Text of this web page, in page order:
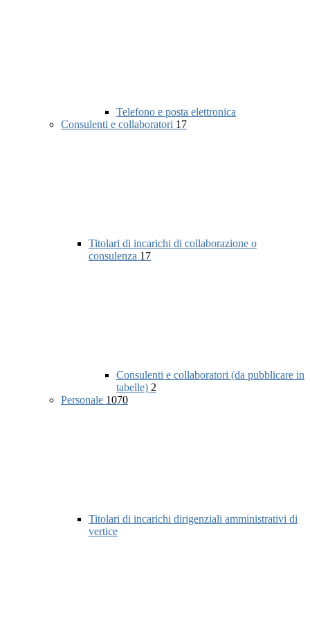
Telefono e posta elettronica
Consulenti e collaboratori 17
Titolari di incarichi di collaborazione o
consulenza 17
Consulenti e collaboratori (da pubblicare in
tabelle) 2
Personale 1070
Titolari di incarichi dirigenziali amministrativi di
vertice